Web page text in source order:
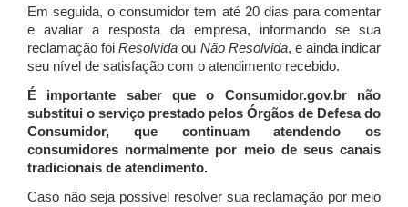
Em seguida, o consumidor tem até 20 dias para comentar
e avaliar a resposta da empresa, informando se sua
reclamação foiResolvida ou Não Resolvida, e ainda indicar
seu nível de satisfação com o atendimento recebido.
É importante saber que o Consumidor.gov.br não
substitui o serviço prestado pelos Órgãos de Defesa do
Consumidor, que continuam atendendo os
consumidores normalmente por meio de seus canais
tradicionais de atendimento.
Caso não seja possível resolver sua reclamação por meio